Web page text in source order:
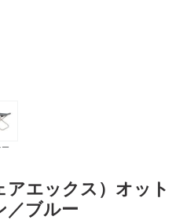
ー
アエックス）オット
／ブルー